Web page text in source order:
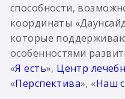
способности,
координаты
которые
особенностями
«Я есть», Центр
«Перспектива», «Наш